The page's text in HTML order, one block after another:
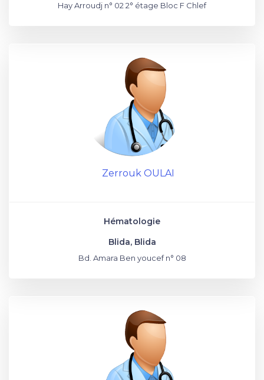
Hay Arroudj n° 02 2° étage Bloc F Chlef
Zerrouk OULAI
Hématologie
Blida, Blida
Bd. Amara Ben youcef n° 08